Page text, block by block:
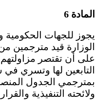
المادة 6
يجوز للجهات
الوزارة قيد مترجمين
على أن تقتصر
التابعين لها وتسري في
بمترجمي الجدول
ولائحته التنفيذية